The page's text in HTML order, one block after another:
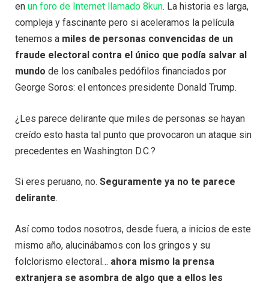
en un foro de Internet llamado 8kun. La historia es larga,
compleja y fascinante pero si aceleramos la película
tenemos a miles de personas convencidas de un
fraude electoral contra el único que podía salvar al
mundo de los caníbales pedófilos financiados por
George Soros: el entonces presidente Donald Trump.
¿Les parece delirante que miles de personas se hayan
creído esto hasta tal punto que provocaron un ataque sin
precedentes en Washington D.C.?
Si eres peruano, no. Seguramente ya no te parece
delirante.
Así como todos nosotros, desde fuera, a inicios de este
mismo año, alucinábamos con los gringos y su
folclorismo electoral… ahora mismo la prensa
extranjera se asombra de algo que a ellos les